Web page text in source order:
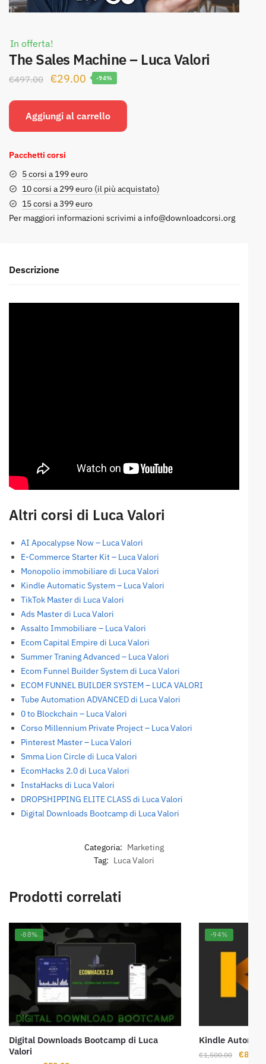
In offerta!
The Sales Machine – Luca Valori
€497.00
Il
originale
era:
€29.00 Il
attuale
-94%
Aggiungi al carrello
Pacchetti corsi
5 corsi a 199 euro
10 corsi a 299 euro (il più acquistato)
15 corsi a 399 euro
Per maggiori informazioni scrivimi a info@downloadcorsi.org
Descrizione
Altri corsi di Luca Valori
AI Apocalypse Now – Luca Valori
E-Commerce Starter Kit – Luca Valori
Monopolio immobiliare di Luca Valori
Kindle Automatic System – Luca Valori
TikTok Master di Luca Valori
Ads Master di Luca Valori
Assalto Immobiliare – Luca Valori
Ecom Capital Empire di Luca Valori
Summer Traning Advanced – Luca Valori
Ecom Funnel Builder System di Luca Valori
ECOM FUNNEL BUILDER SYSTEM – LUCA VALORI
Tube Automation ADVANCED di Luca Valori
0 to Blockchain – Luca Valori
Corso Millennium Private Project – Luca Valori
Pinterest Master – Luca Valori
Smma Lion Circle di Luca Valori
EcomHacks 2.0 di Luca Valori
InstaHacks di Luca Valori
DROPSHIPPING ELITE CLASS di Luca Valori
Digital Downloads Bootcamp di Luca Valori
Categoria: Marketing
Tag: Luca Valori
Prodotti correlati
-88%
Digital Downloads Bootcamp di Luca
Valori
-94%
Kindle
€1,500.00
Il
€89.00